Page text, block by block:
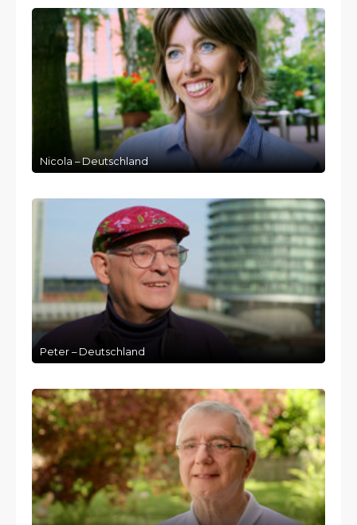
Nicola – Deutschland
Peter – Deutschland